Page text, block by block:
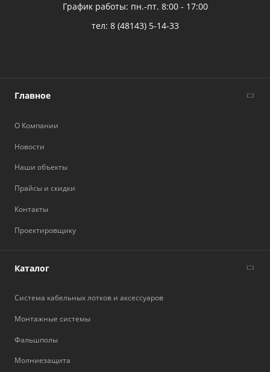
Главное
О Компании
Новости
Наши объекты
Прайсы и скидки
Контакты
Проектировщику
Каталог
Система кабельных лотков и аксессуаров
Монтажные системы
Фальшполы
Молниезащита
График работы: пн.-пт. 8:00 - 17:00
тел: 8 (48143) 5-14-33